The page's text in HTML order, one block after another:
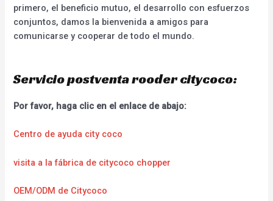
primero, el beneficio mutuo, el desarrollo con esfuerzos
conjuntos, damos la bienvenida a amigos para
comunicarse y cooperar de todo el mundo.
Servicio postventa rooder citycoco:
Por favor, haga clic en el enlace de abajo:
Centro de ayuda city coco
visita a la fábrica de citycoco chopper
OEM/ODM de Citycoco